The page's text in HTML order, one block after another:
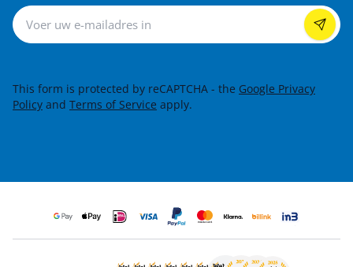
Nieuwsbrief
This form is protected by reCAPTCHA - the Google Privacy
Policy and Terms of Service apply.